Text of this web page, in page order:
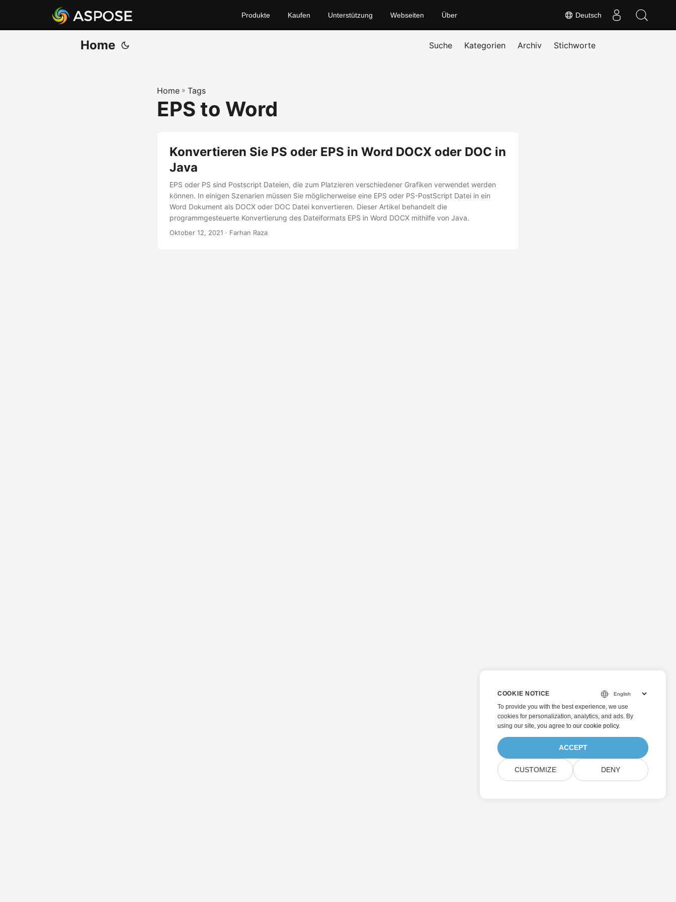
Deutsch
Produkte Kaufen Unterstützung Webseiten Über
Home Suche Kategorien Archiv Stichworte
Home » Tags
EPS to Word
Konvertieren Sie PS oder EPS in Word DOCX oder DOC in
Java
EPS oder PS sind Postscript Dateien, die zum Platzieren verschiedener Grafiken verwendet werden
können. In einigen Szenarien müssen Sie möglicherweise eine EPS oder PS-PostScript Datei in ein
Word Dokument als DOCX oder DOC Datei konvertieren. Dieser Artikel behandelt die
programmgesteuerte Konvertierung des Dateiformats EPS in Word DOCX mithilfe von Java.
Oktober 12, 2021 · Farhan Raza
COOKIE NOTICE
To provide you with the best experience, we use
cookies for personalization, analytics, and ads. By
using our site, you agree to our cookie policy.
ACCEPT
CUSTOMIZE DENY